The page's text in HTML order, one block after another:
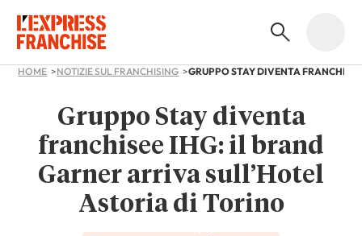
HOME NOTIZIE SUL FRANCHISING
Gruppo Stay diventa
franchisee IHG: il brand
Garner arriva sull’Hotel
Astoria di Torino